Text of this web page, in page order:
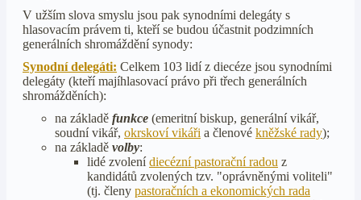
V užším slova smyslu jsou pak synodními delegáty s
hlasovacím právem ti, kteří se budou účastnit podzimních
generálních shromáždění synody:
Synodní delegáti: Celkem 103 lidí z diecéze jsou synodními
delegáty (kteří majíhlasovací právo při třech generálních
shromážděních):
na základě funkce (emeritní biskup, generální vikář,
soudní vikář, okrskoví vikáři a členové kněžské rady);
na základě volby:
lidé zvolenídiecézní pastorační radou z
kandidátů zvolených tzv. "oprávněnými voliteli"
(tj. členy pastoračních a ekonomických rada